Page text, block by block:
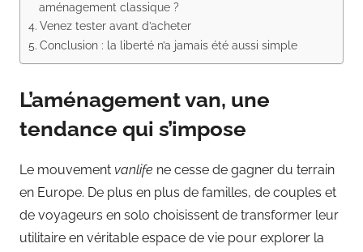
aménagement classique ?
Venez tester avant d’acheter
Conclusion : la liberté n’a jamais été aussi simple
L’aménagement van, une
tendance qui s’impose
Le mouvement vanlife ne cesse de gagner du terrain
en Europe. De plus en plus de familles, de couples et
de voyageurs en solo choisissent de transformer leur
utilitaire en véritable espace de vie pour explorer la